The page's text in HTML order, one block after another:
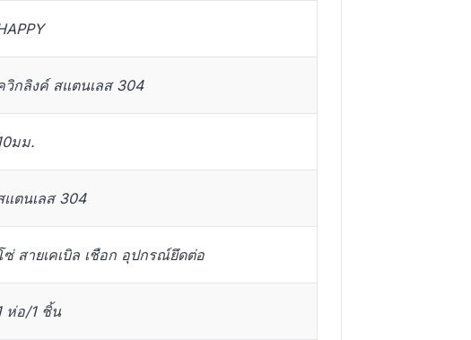
วิกลิงค์ สแตนเลส 304
มม.
แตนเลส 304
ซ่ สายเคเบิล เชือก อุปกรณ์ยึดต่อ
ห่อ/1 ชิ้น